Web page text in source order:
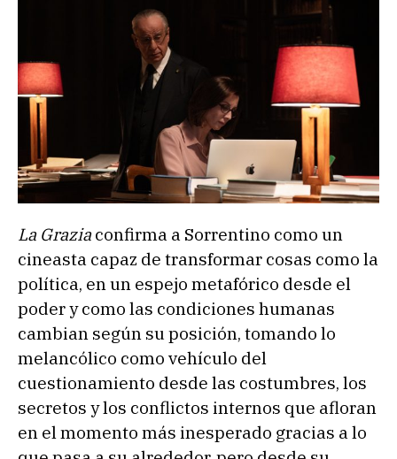
La Graziaconfirma a Sorrentino como un
cineasta capaz de transformar cosas como la
política, en un espejo metafórico desde el
poder y como las condiciones humanas
cambian según su posición, tomando lo
melancólico como vehículo del
cuestionamiento desde las costumbres, los
secretos y los conflictos internos que afloran
en el momento más inesperado gracias a lo